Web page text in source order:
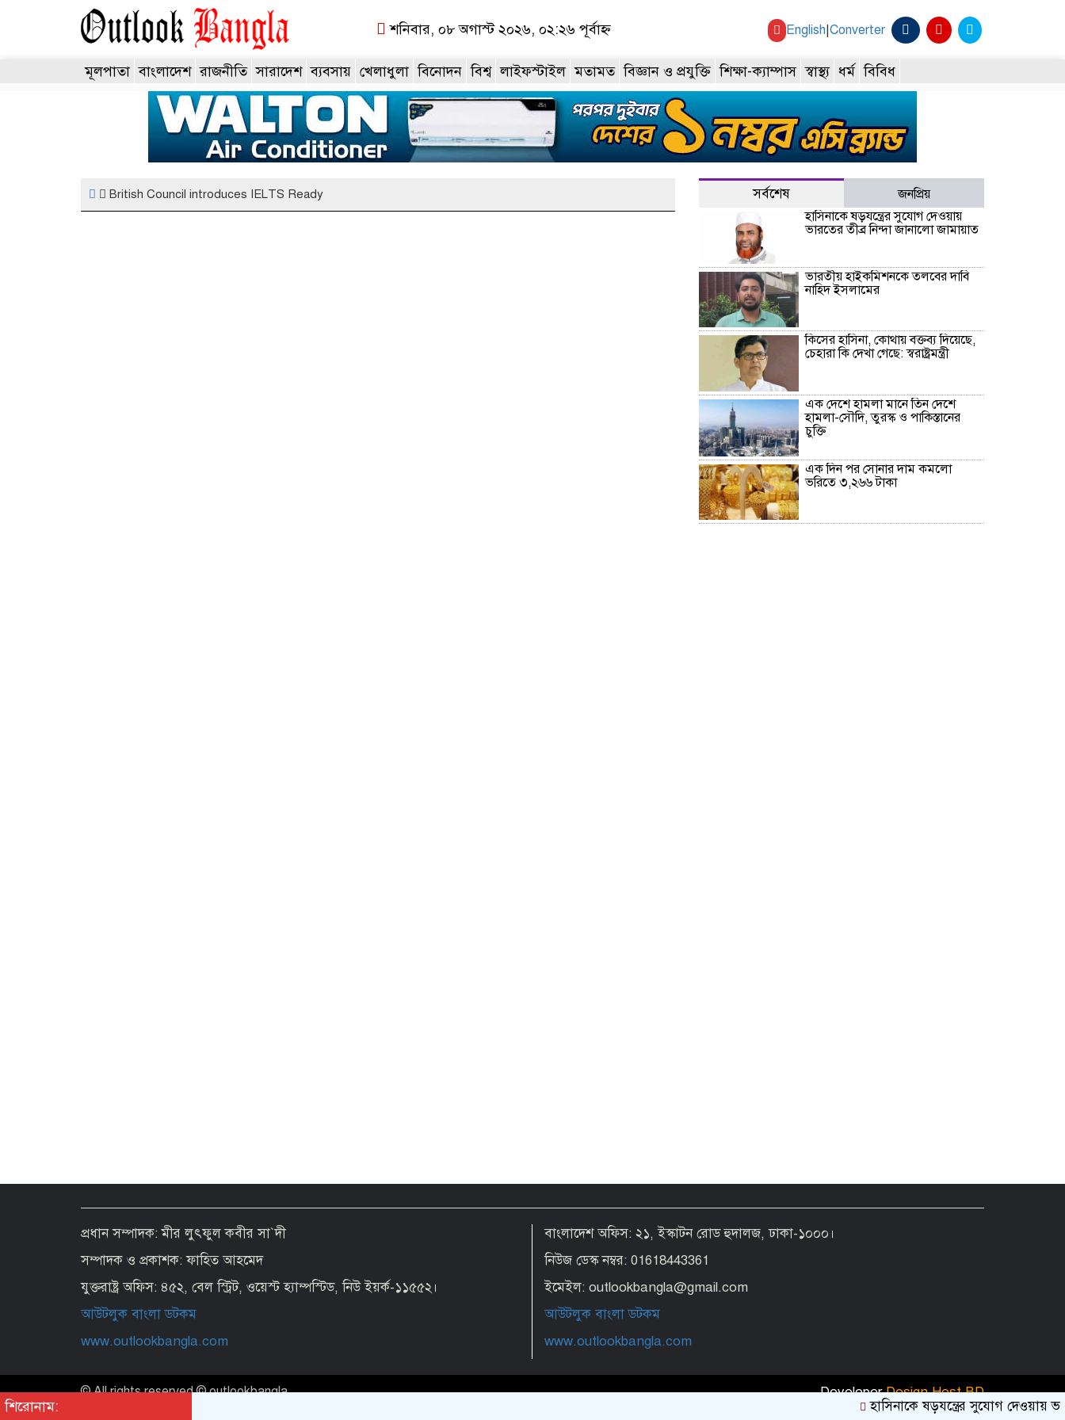
শনিবার, ০৮ অগাস্ট ২০২৬, ০২:২৬ পূর্বাহ্ন English Converter
মূলপাতা বাংলাদেশ রাজনীতি সারাদেশ ব্যবসায় খেলাধুলা বিনোদন বিশ্ব লাইফস্টাইল মতামত বিজ্ঞান ও প্রযুক্তি শিক্ষা-ক্যাম্পাস স্বাস্থ্য ধর্ম বিবিধ
British Council introduces IELTS Ready সর্বশেষ
জনপ্রিয়
হাসিনাকে ষড়যন্ত্রের সুযোগ দেওয়ায়
ভারতের তীব্র নিন্দা জানালো জামায়াত
ভারতীয় হাইকমিশনকে তলবের দাবি
নাহিদ ইসলামের
কিসের হাসিনা, কোথায় বক্তব্য দিয়েছে,
চেহারা কি দেখা গেছে: স্বরাষ্ট্রমন্ত্রী
এক দেশে হামলা মানে তিন দেশে
হামলা-সৌদি, তুরস্ক ও পাকিস্তানের
চুক্তি
এক দিন পর সোনার দাম কমলো
ভরিতে ৩,২৬৬ টাকা
প্রধান সম্পাদক: মীর লুৎফুল কবীর সা`দী
সম্পাদক ও প্রকাশক: ফাহিত আহমেদ
যুক্তরাষ্ট্র অফিস: ৪৫২, বেল স্ট্রিট, ওয়েস্ট হ্যাম্পস্টিড, নিউ ইয়র্ক-১১৫৫২।
আউটলুক বাংলা ডটকম
www.outlookbangla.com
বাংলাদেশ অফিস: ২১, ইস্কাটন রোড হুদালজ, ঢাকা-১০০০।
নিউজ ডেস্ক নম্বর: 01618443361
ইমেইল: outlookbangla@gmail.com
আউটলুক বাংলা ডটকম
www.outlookbangla.com
শিরোনাম: হাসিনাকে ষড়যন্ত্রের সুযোগ দেওয়ায়
© All rights reserved © outlookbangla Developer Design Host BD